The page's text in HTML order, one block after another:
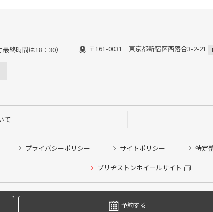
時間は18：30） 〒161-0031 東京都新宿区西落合3-2-21
て
プライバシーポリシー サイトポリシー 特定
ブリヂストンホイールサイト
Copyright © 2024 Bridgestone Retail Co.,Ltd. All rights Reserved.
予約する
他ピット作業の予約
を希望のクローク契約会員の方はこちらを選択ください
の方はご利用いただけません